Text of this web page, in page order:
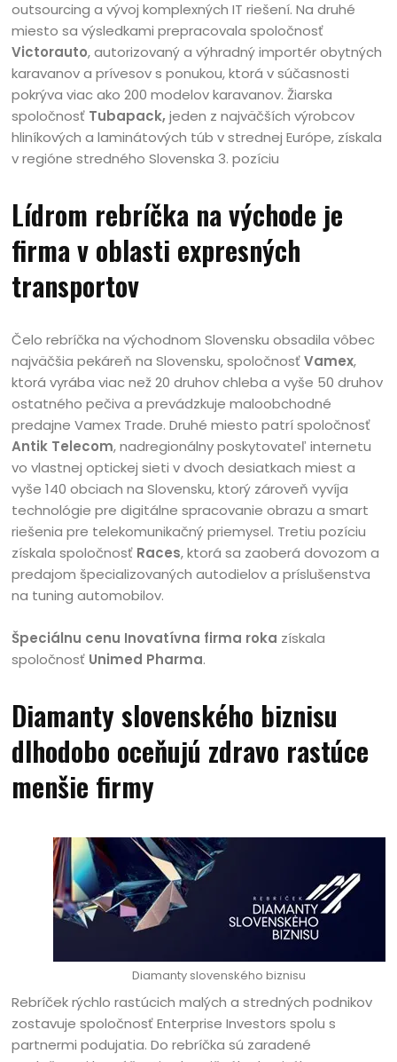
outsourcing a vývoj komplexných IT riešení. Na druhé
miesto sa výsledkami prepracovala spoločnosť
Victorauto, autorizovaný a výhradný importér obytných
karavanov a prívesov s ponukou, ktorá v súčasnosti
pokrýva viac ako 200 modelov karavanov. Žiarska
spoločnosť Tubapack,jeden z najväčších výrobcov
hliníkových a laminátových túb v strednej Európe, získala
v regióne stredného Slovenska 3. pozíciu
Lídrom rebríčka na východe je
firma v oblasti expresných
transportov
Čelo rebríčka na východnom Slovensku obsadila vôbec
najväčšia pekáreň na Slovensku, spoločnosťVamex,
ktorá vyrába viac než 20 druhov chleba a vyše 50 druhov
ostatného pečiva a prevádzkuje maloobchodné
predajne Vamex Trade. Druhé miesto patrí spoločnosť
Antik Telecom, nadregionálny poskytovateľ internetu
vo vlastnej optickej sieti v dvoch desiatkach miest a
vyše 140 obciach na Slovensku, ktorý zároveň vyvíja
technológie pre digitálne spracovanie obrazu a smart
riešenia pre telekomunikačný priemysel. Tretiu pozíciu
získala spoločnosť Races, ktorá sa zaoberá dovozom a
predajom špecializovaných autodielov a príslušenstva
na tuning automobilov.
Špeciálnu cenu Inovatívna firma roka získala
spoločnosť Unimed Pharma.
Diamanty slovenského biznisu
dlhodobo oceňujú zdravo rastúce
menšie firmy
Diamanty slovenského biznisu
Rebríček rýchlo rastúcich malých a stredných podnikov
zostavuje spoločnosť Enterprise Investors spolu s
partnermi podujatia. Do rebríčka sú zaradené